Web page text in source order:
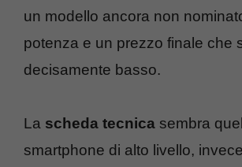
un modello ancora non
potenza e un prezzo finale che
decisamente basso.
La scheda tecnica sembra
smartphone di alto livello,